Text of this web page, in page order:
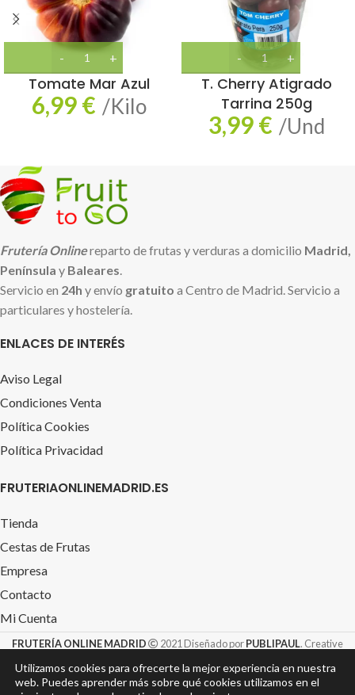
Tomate Mar Azul
6,99€ /Kilo
T. Cherry Atigrado
Tarrina 250g
3,99€ /Und
Frutería Onlinereparto de frutas y verduras a domicilio Madrid,
Península y Baleares.
Servicio en 24h y envío gratuito a Centro de Madrid. Servicio a
particulares y hostelería.
ENLACES DE INTERÉS
Aviso Legal
Condiciones Venta
Política Cookies
Política Privacidad
FRUTERIAONLINEMADRID.ES
Tienda
Cestas de Frutas
Empresa
Contacto
Mi Cuenta
FRUTERÍA ONLINE MADRID 2021 Diseñado porPUBLIPAUL. Creative
Design S.L. &TIENDAROTULACION.com
Utilizamos cookies para ofrecerte la mejor experiencia en nuestra
web. Puedes aprender más sobre qué cookies utilizamos en el